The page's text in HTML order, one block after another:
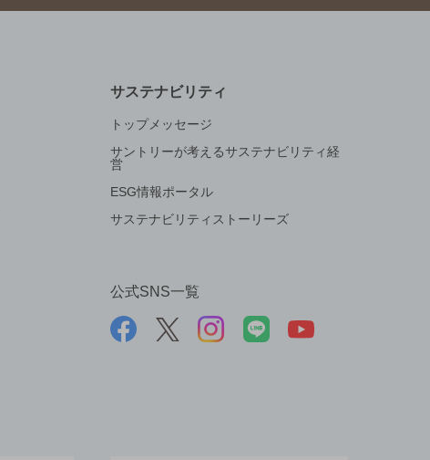
サステナビリティ
トップメッセージ
サントリーが考えるサステナビリティ経
営
ESG情報ポータル
サステナビリティストーリーズ
公式SNS一覧